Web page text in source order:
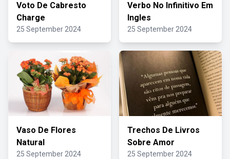
Voto De Cabresto
Charge
25 September 2024
Verbo No Infinitivo Em
Ingles
25 September 2024
Vaso De Flores
Natural
25 September 2024
Trechos De Livros
Sobre Amor
25 September 2024